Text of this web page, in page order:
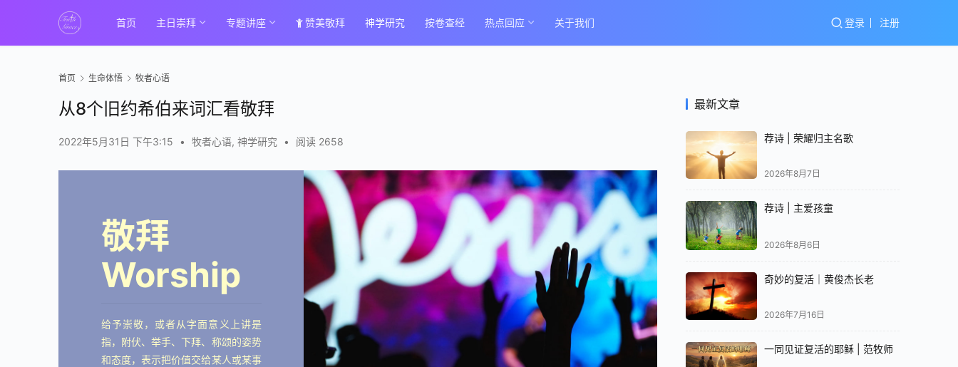
首页 主日崇拜 专题讲座 赞美敬拜 神学研究 按卷查经 热点回应 关于我们 登录 注册
首页 生命体悟 牧者心语
从8个旧约希伯来词汇看敬拜
2022年5月31日 下午3:15 • 牧者心语, 神学研究 • 阅读 2658
敬拜
Worship
给予崇敬，或者从字面意义上讲是
指，附伏、举手、下拜、称颂的姿势
和态度，表示把价值交给某人或某事
最新文章
荐诗 | 荣耀归主名歌
2026年8月7日
荐诗 | 主爱孩童
2026年8月6日
奇妙的复活｜黄俊杰长老
2026年7月16日
一同见证复活的耶稣 | 范牧师